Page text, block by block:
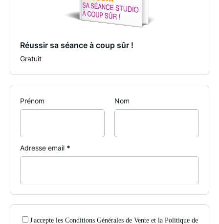
Prénom Nom
Adresse email *
J'accepte les Conditions Générales de Vente et la Politique de
Réussir sa séance à coup sûr !
Gratuit